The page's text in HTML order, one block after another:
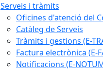
Serveis i tràmits
Oficines d'atenció del
Catàleg de Serveis
Tràmits i gestions (E-
Factura electrònica (E-
Notificacions (E-